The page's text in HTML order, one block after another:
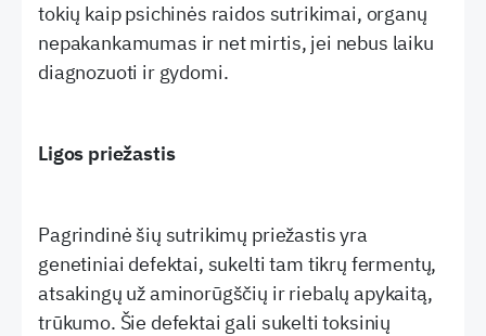
tokių kaip psichinės raidos sutrikimai, organų
nepakankamumas ir net mirtis, jei nebus laiku
diagnozuoti ir gydomi.
Ligos priežastis
Pagrindinė šių sutrikimų priežastis yra
genetiniai defektai, sukelti tam tikrų fermentų,
atsakingų už aminorūgščių ir riebalų apykaitą,
trūkumo. Šie defektai gali sukelti toksinių